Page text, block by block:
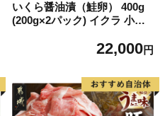
いくら醤油漬（鮭卵） 400g
(200g×2パック) イクラ 小分
くら醤油漬け 鮭 鮭卵 ikura
大好評品 北海道 白糠町
22,000円